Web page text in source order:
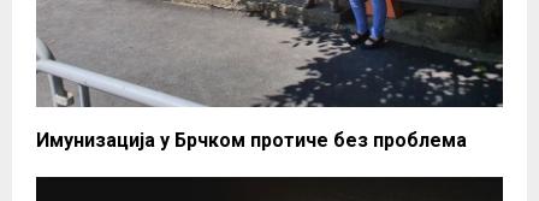
Имунизација у Брчком протиче без проблема